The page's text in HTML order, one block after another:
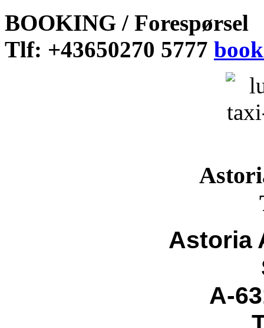
BOOKING / Forespørsel
Tlf: +43650270 5777
Astoria
A-